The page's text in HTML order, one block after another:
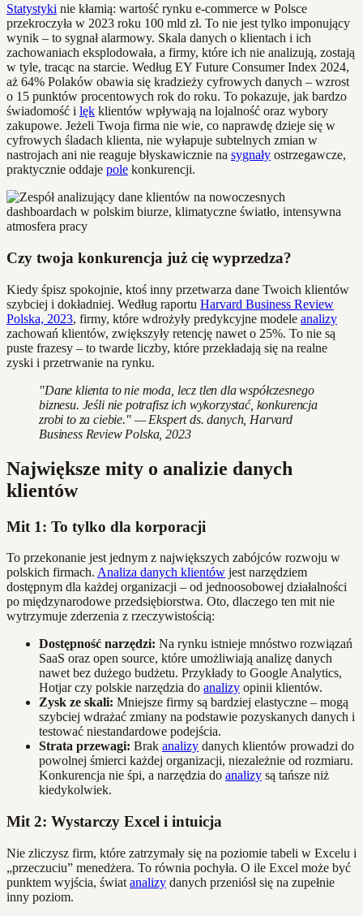
Statystyki nie kłamią: wartość rynku e-commerce w Polsce
przekroczyła w 2023 roku 100 mld zł. To nie jest tylko imponujący
wynik – to sygnał alarmowy. Skala danych o klientach i ich
zachowaniach eksplodowała, a firmy, które ich nie analizują, zostają
w tyle, tracąc na starcie. Według EY Future Consumer Index 2024,
aż 64% Polaków obawia się kradzieży cyfrowych danych – wzrost
o 15 punktów procentowych rok do roku. To pokazuje, jak bardzo
świadomość i lęk klientów wpływają na lojalność oraz wybory
zakupowe. Jeżeli Twoja firma nie wie, co naprawdę dzieje się w
cyfrowych śladach klienta, nie wyłapuje subtelnych zmian w
nastrojach ani nie reaguje błyskawicznie na sygnały ostrzegawcze,
praktycznie oddaje pole konkurencji.
Czy twoja konkurencja już cię wyprzedza?
Kiedy śpisz spokojnie, ktoś inny przetwarza dane Twoich klientów
szybciej i dokładniej. Według raportu Harvard Business Review
Polska, 2023, firmy, które wdrożyły predykcyjne modele analizy
zachowań klientów, zwiększyły retencję nawet o 25%. To nie są
puste frazesy – to twarde liczby, które przekładają się na realne
zyski i przetrwanie na rynku.
"Dane klienta to nie moda, lecz tlen dla współczesnego
biznesu. Jeśli nie potrafisz ich wykorzystać, konkurencja
zrobi to za ciebie." — Ekspert ds. danych, Harvard
Business Review Polska, 2023
Największe mity o analizie danych
klientów
Mit 1: To tylko dla korporacji
To przekonanie jest jednym z największych zabójców rozwoju w
polskich firmach. Analiza danych klientów jest narzędziem
dostępnym dla każdej organizacji – od jednoosobowej działalności
po międzynarodowe przedsiębiorstwa. Oto, dlaczego ten mit nie
wytrzymuje zderzenia z rzeczywistością:
Dostępność narzędzi: Na rynku istnieje mnóstwo rozwiązań
SaaS oraz open source, które umożliwiają analizę danych
nawet bez dużego budżetu. Przykłady to Google Analytics,
Hotjar czy polskie narzędzia do analizy opinii klientów.
Zysk ze skali: Mniejsze firmy są bardziej elastyczne – mogą
szybciej wdrażać zmiany na podstawie pozyskanych danych i
testować niestandardowe podejścia.
Strata przewagi: Brak analizy danych klientów prowadzi do
powolnej śmierci każdej organizacji, niezależnie od rozmiaru.
Konkurencja nie śpi, a narzędzia do analizy są tańsze niż
kiedykolwiek.
Mit 2: Wystarczy Excel i intuicja
Nie zliczysz firm, które zatrzymały się na poziomie tabeli w Excelu i
„przeczuciu” menedżera. To równia pochyła. O ile Excel może być
punktem wyjścia, świat analizy danych przeniósł się na zupełnie
inny poziom.